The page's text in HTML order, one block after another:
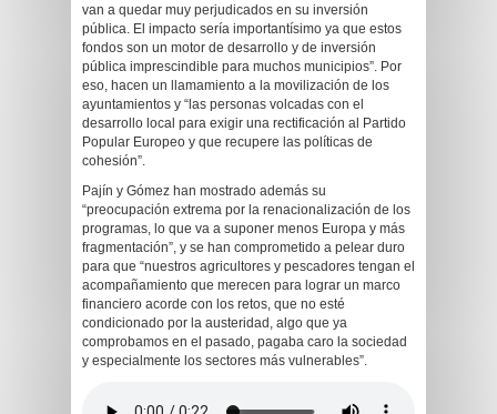
van a quedar muy perjudicados en su inversión
pública. El impacto sería importantísimo ya que estos
fondos son un motor de desarrollo y de inversión
pública imprescindible para muchos municipios”. Por
eso, hacen un llamamiento a la movilización de los
ayuntamientos y “las personas volcadas con el
desarrollo local para exigir una rectificación al Partido
Popular Europeo y que recupere las políticas de
cohesión”.
Pajín y Gómez han mostrado además su
“preocupación extrema por la renacionalización de los
programas, lo que va a suponer menos Europa y más
fragmentación”, y se han comprometido a pelear duro
para que “nuestros agricultores y pescadores tengan el
acompañamiento que merecen para lograr un marco
financiero acorde con los retos, que no esté
condicionado por la austeridad, algo que ya
comprobamos en el pasado, pagaba caro la sociedad
y especialmente los sectores más vulnerables”.